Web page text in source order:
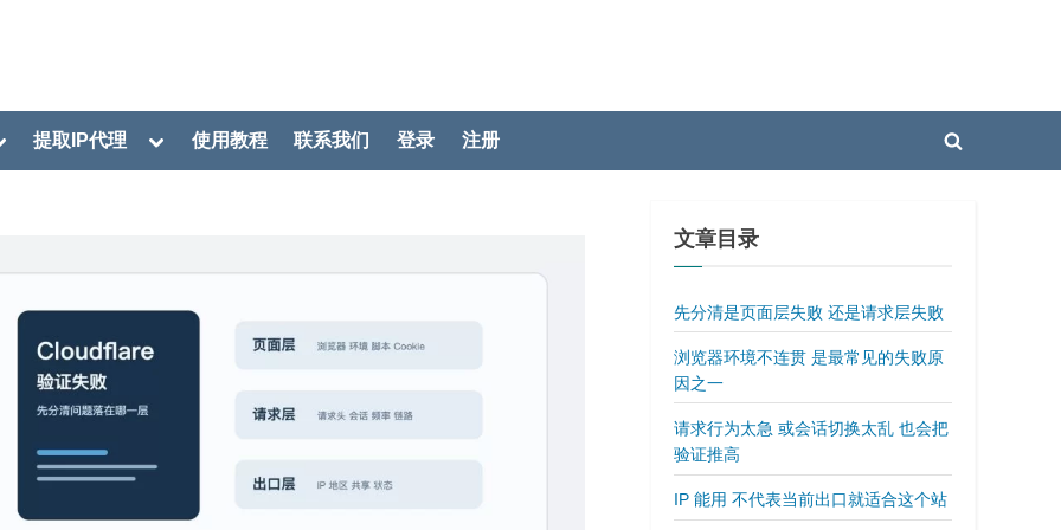
提取IP代理
Toggle使用教程 联系我们 登录 注册
Toggle
文章目录
先分清是页面层失败 还是请求层失败
浏览器环境不连贯 是最常见的失败原
因之一
请求行为太急 或会话切换太乱 也会把
验证推高
IP 能用 不代表当前出口就适合这个站